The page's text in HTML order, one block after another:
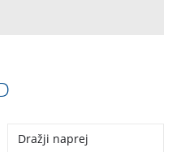
Dražji naprej